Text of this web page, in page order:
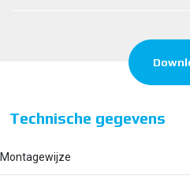
Technische gegevens
Montagewijze